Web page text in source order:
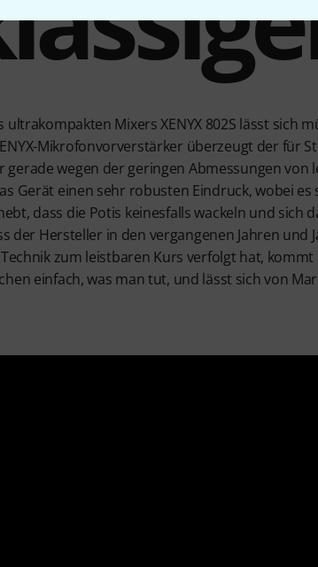
ultrakompakten Mixers XENYX 802S lässt sich
Mikrofonvorverstärker überzeugt der für
wegen der geringen Abmessungen von
Gerät einen sehr robusten Eindruck, wobei
dass die Potis keinesfalls wackeln und sich
der Hersteller in den vergangenen Jahren und
zum leistbaren Kurs verfolgt hat,
einfach, was man tut, und lässt sich von